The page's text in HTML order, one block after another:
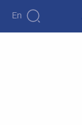
En
شیمی و